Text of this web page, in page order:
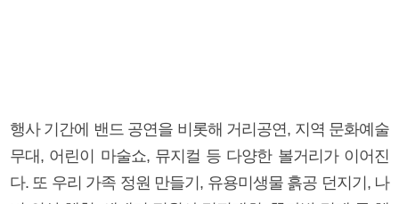
행사 기간에 밴드 공연을 비롯해 거리공연, 지역 문화예술
무대, 어린이 마술쇼, 뮤지컬 등 다양한 볼거리가 이어진
다. 또 우리 가족 정원 만들기, 유용미생물 흙공 던지기, 나